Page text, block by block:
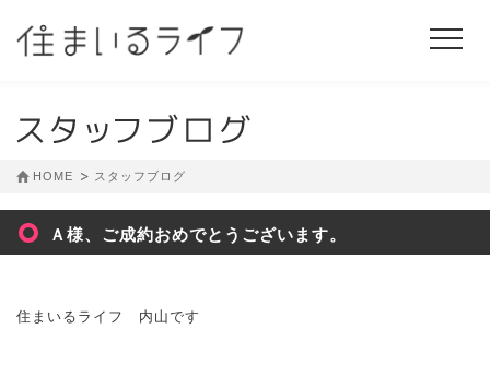
HOME スタッフブログ
Ａ様、ご成約おめでとうございます。
住まいるライフ 内山です